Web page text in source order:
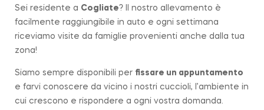
Sei residente a Cogliate? Il nostro allevamento è
facilmente raggiungibile in auto e ogni settimana
riceviamo visite da famiglie provenienti anche dalla tua
zona!
Siamo sempre disponibili per fissare un appuntamento
e farvi conoscere da vicino i nostri cuccioli, l’ambiente in
cui crescono e rispondere a ogni vostra domanda.